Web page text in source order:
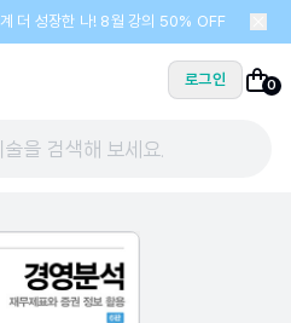
더 성장한 나! 8월 강의 50% OFF
로그인 0
을 검색해 보세요.